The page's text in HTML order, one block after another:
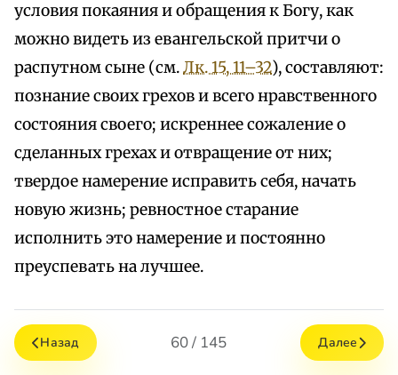
условия покаяния и обращения к Богу, как
можно видеть из евангельской притчи о
распутном сыне (см.Лк. 15, 11–32), составляют:
познание своих грехов и всего нравственного
состояния своего; искреннее сожаление о
сделанных грехах и отвращение от них;
твердое намерение исправить себя, начать
новую жизнь; ревностное старание
исполнить это намерение и постоянно
преуспевать на лучшее.
Назад 60 / 145 Далее